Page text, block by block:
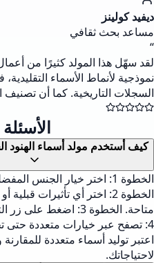
ديفيد كولينز
مساعد بحث ثقافي
“
لقد سهّل هذا المولد كثيرًا من
نموذجية لأنماط الأسماء
السجلات التاريخية. كما أن
كيف أستخدم مولد أسماء الهنود
الخطوة 1: اختر خيار الجنس
الخطوة 2: اختر أي تأثيرات
متاحة. الخطوة 3: اضغط
اعتبر توليد أسماء متعددة للمقارنة
لاحتياجاتك.